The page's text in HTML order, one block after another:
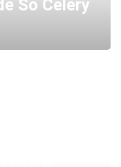
So Celery